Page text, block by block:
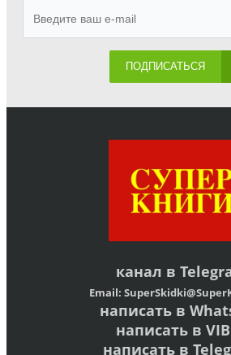
ПОДПИСАТЬСЯ
канал в
Email:
написать в
написать в
написать в